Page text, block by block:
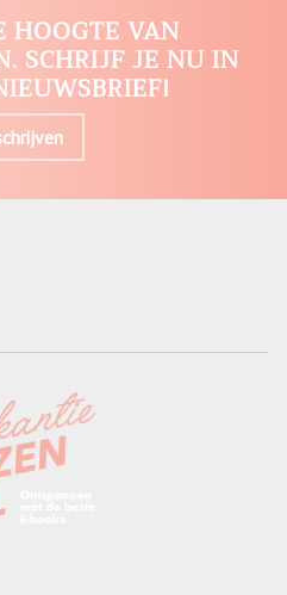
HOOGTE VAN
SCHRIJF JE NU IN